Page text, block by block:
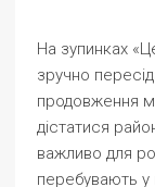
На зупинках
зручно
продовження
дістатися
важливо для
перебувають у